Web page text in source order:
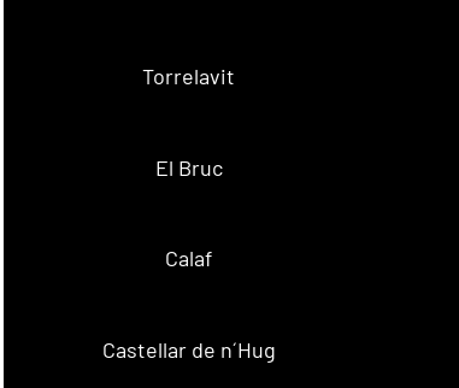
Torrelavit
El Bruc
Calaf
Castellar de n´Hug